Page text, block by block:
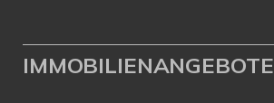
IMMOBILIENANGEBOTE